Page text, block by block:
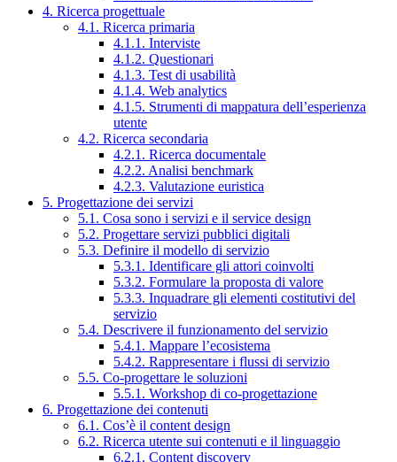
4. Ricerca progettuale
4.1. Ricerca primaria
4.1.1. Interviste
4.1.2. Questionari
4.1.3. Test di usabilità
4.1.4. Web analytics
4.1.5. Strumenti di mappatura dell’esperienza
utente
4.2. Ricerca secondaria
4.2.1. Ricerca documentale
4.2.2. Analisi benchmark
4.2.3. Valutazione euristica
5. Progettazione dei servizi
5.1. Cosa sono i servizi e il service design
5.2. Progettare servizi pubblici digitali
5.3. Definire il modello di servizio
5.3.1. Identificare gli attori coinvolti
5.3.2. Formulare la proposta di valore
5.3.3. Inquadrare gli elementi costitutivi del
servizio
5.4. Descrivere il funzionamento del servizio
5.4.1. Mappare l’ecosistema
5.4.2. Rappresentare i flussi di servizio
5.5. Co-progettare le soluzioni
5.5.1. Workshop di co-progettazione
6. Progettazione dei contenuti
6.1. Cos’è il content design
6.2. Ricerca utente sui contenuti e il linguaggio
6.2.1. Content discovery